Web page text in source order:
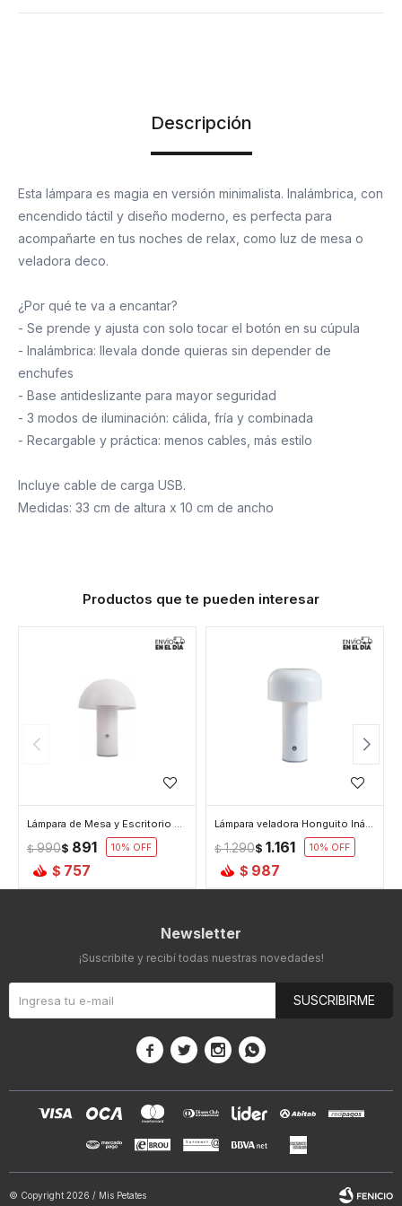
Descripción
Esta lámpara es magia en versión minimalista. Inalámbrica, con
encendido táctil y diseño moderno, es perfecta para
acompañarte en tus noches de relax, como luz de mesa o
veladora deco.
¿Por qué te va a encantar?
- Se prende y ajusta con solo tocar el botón en su cúpula
- Inalámbrica: llevala donde quieras sin depender de
enchufes
- Base antideslizante para mayor seguridad
- 3 modos de iluminación: cálida, fría y combinada
- Recargable y práctica: menos cables, más estilo
Incluye cable de carga USB.
Medidas: 33 cm de altura x 10 cm de ancho
Productos que te pueden interesar
Lámpara de Mesa y Escritorio con Luz Led Honguito Mini - Blanco
$ 891
$ 990 10
$ 757
Lámpara veladora Honguito Inálambrica - Blanco
$ 1.161
$ 1.290 10
$ 987
Newsletter
¡Suscribite y recibí todas nuestras novedades!
SUSCRIBIRME
   
© Copyright 2026 / Mis Petates